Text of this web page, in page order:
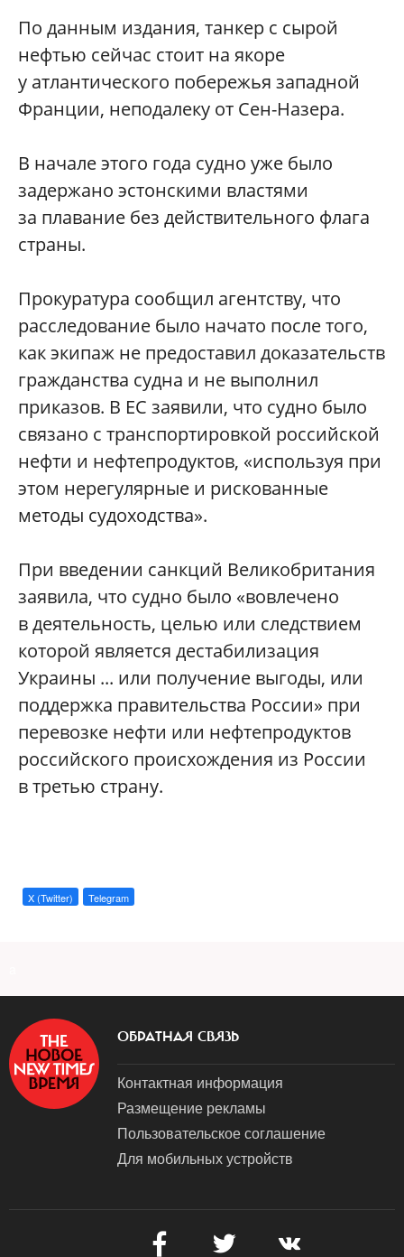
По данным издания, танкер с сырой
нефтью сейчас стоит на якоре
у атлантического побережья западной
Франции, неподалеку от Сен-Назера.
В начале этого года судно уже было
задержано эстонскими властями
за плавание без действительного флага
страны.
Прокуратура сообщил агентству, что
расследование было начато после того,
как экипаж не предоставил доказательств
гражданства судна и не выполнил
приказов. В ЕС заявили, что судно было
связано с транспортировкой российской
нефти и нефтепродуктов, «используя при
этом нерегулярные и рискованные
методы судоходства».
При введении санкций Великобритания
заявила, что судно было «вовлечено
в деятельность, целью или следствием
которой является дестабилизация
Украины ... или получение выгоды, или
поддержка правительства России» при
перевозке нефти или нефтепродуктов
российского происхождения из России
в третью страну.
X (Twitter) Telegram
ОБРАТНАЯ СВЯЗЬ
Контактная информация
Размещение рекламы
Пользовательское соглашение
Для мобильных устройств